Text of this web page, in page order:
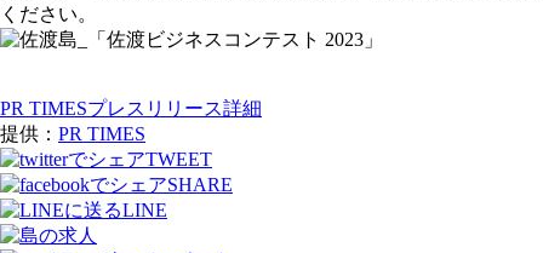
ください。
PR TIMESプレスリリース詳細
提供： PR TIMES
TWEET
SHARE
LINE